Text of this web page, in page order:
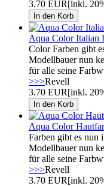
3.70 EUR[inkl.
Aqua Color Italian
Color Farben gibt
Modellbauer nun
für alle seine
>>>Revell
3.70 EUR[inkl.
Aqua Color
Farben gibt es nun
Modellbauer nun
für alle seine
>>>Revell
3.70 EUR[inkl.